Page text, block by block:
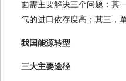
面需主要解决三个问题：其
气的进口依存度高；其三，
我国能源转型
三大主要途径